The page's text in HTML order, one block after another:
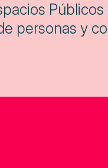
personas y